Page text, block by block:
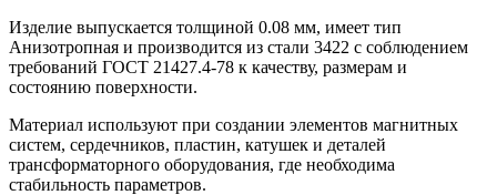
Изделие выпускается толщиной 0.08 мм, имеет тип
Анизотропная и производится из стали 3422 с соблюдением
требований ГОСТ 21427.4-78 к качеству, размерам и
состоянию поверхности.
Материал используют при создании элементов магнитных
систем, сердечников, пластин, катушек и деталей
трансформаторного оборудования, где необходима
стабильность параметров.